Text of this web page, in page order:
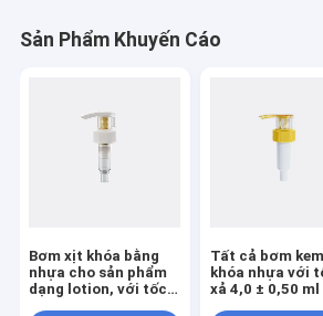
Sản Phẩm Khuyến Cáo
Bơm xịt khóa bằng
nhựa cho sản phẩm
dạng lotion, với tốc
Tất cả bơm kem
khóa nhựa với
xả 4,0 ± 0,50 ml